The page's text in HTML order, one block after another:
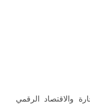
والاقتصاد الرقمي